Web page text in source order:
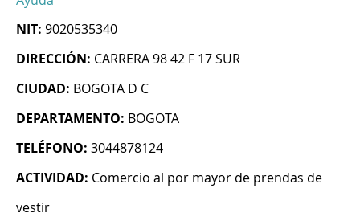
NIT: 9020535340
DIRECCIÓN: CARRERA 98 42 F 17 SUR
CIUDAD: BOGOTA D C
DEPARTAMENTO: BOGOTA
TELÉFONO: 3044878124
ACTIVIDAD: Comercio al por mayor de prendas de
vestir